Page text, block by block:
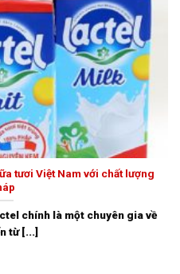
tươi Việt Nam với chất lượng
chính là một chuyên gia về
từ [...]